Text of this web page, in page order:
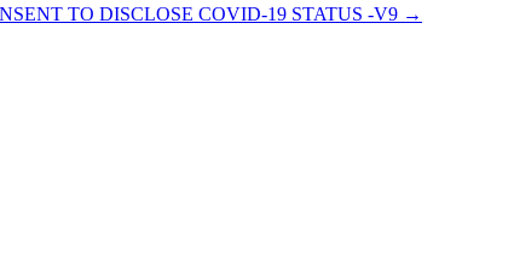
TO DISCLOSE COVID-19 STATUS -V9 →